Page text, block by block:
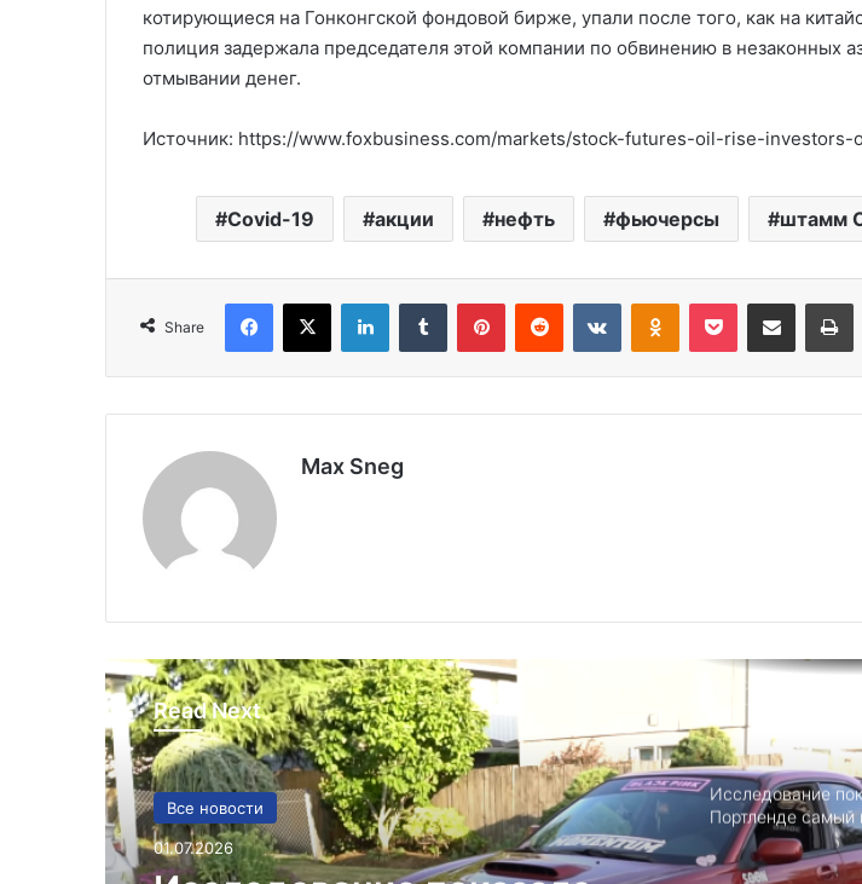
котирующиеся на Гонконгской фондовой бирже, упали после того, как на
полиция задержала председателя этой компании по обвинению в незаконных
отмывании денег.
Источник: https://www.foxbusiness.com/markets/stock-futures-oil-rise-investors-
Covid-19 акции нефть фьючерсы штамм
Share
Max Sneg
Read Next
Все новости
01.07.2026
и к чему приведёт
Америка имеет
Детский день
открытым небом
Исследование
Портленде самый
угона
населения в США